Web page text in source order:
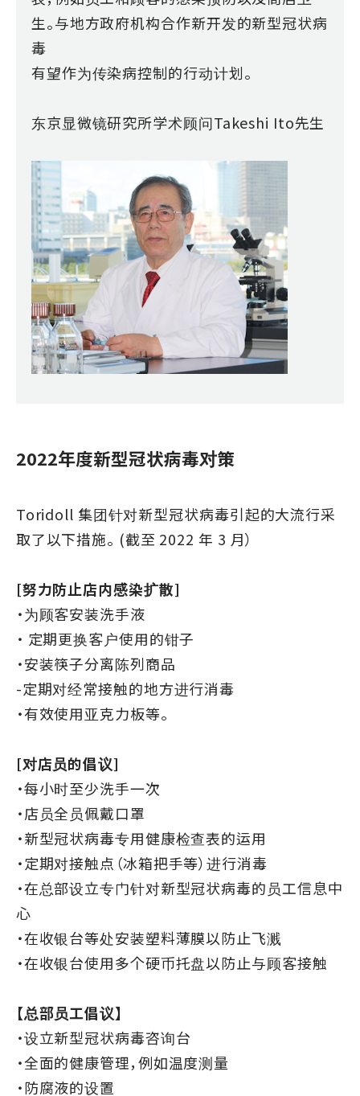
生。与地方政府机构合作新开发的新型冠状病
毒
有望作为传染病控制的行动计划。
东京显微镜研究所学术顾问Takeshi Ito先生
2022年度新型冠状病毒对策
Toridoll 集团针对新型冠状病毒引起的大流行采
取了以下措施。 (截至 2022 年 3 月）
[努力防止店内感染扩散]
・为顾客安装洗手液
・ 定期更换客户使用的钳子
・安装筷子分离陈列商品
-定期对经常接触的地方进行消毒
・有效使用亚克力板等。
[对店员的倡议]
・每小时至少洗手一次
・店员全员佩戴口罩
・新型冠状病毒专用健康检查表的运用
・定期对接触点（冰箱把手等）进行消毒
・在总部设立专门针对新型冠状病毒的员工信息中
心
・在收银台等处安装塑料薄膜以防止飞溅
・在收银台使用多个硬币托盘以防止与顾客接触
【总部员工倡议】
・设立新型冠状病毒咨询台
・全面的健康管理，例如温度测量
・防腐液的设置